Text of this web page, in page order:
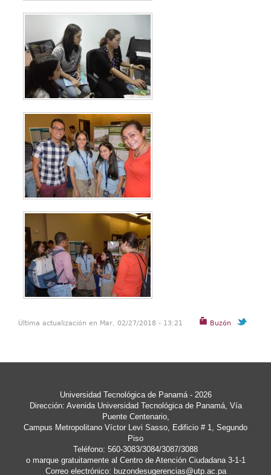
Buzón
Última actualización en Mar, 02/27/2018 - 13:21
Universidad Tecnológica de Panamá - 2026
Dirección: Avenida Universidad Tecnológica de Panamá, Vía
Puente Centenario,
Campus Metropolitano Víctor Levi Sasso, Edificio # 1, Segundo
Piso
Teléfono: 560-3083/3084/3087/3088
o marque gratuitamente al Centro de Atención Ciudadana 3-1-1
Correo electrónico: buzondesugerencias@utp.ac.pa